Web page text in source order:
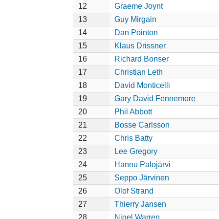
12
Graeme Joynt
13
Guy Mirgain
14
Dan Pointon
15
Klaus Drissner
16
Richard Bonser
17
Christian Leth
18
David Monticelli
19
Gary David Fennemore
20
Phil Abbott
21
Bosse Carlsson
22
Chris Batty
23
Lee Gregory
24
Hannu Palojärvi
25
Seppo Järvinen
26
Olof Strand
27
Thierry Jansen
28
Nigel Warren